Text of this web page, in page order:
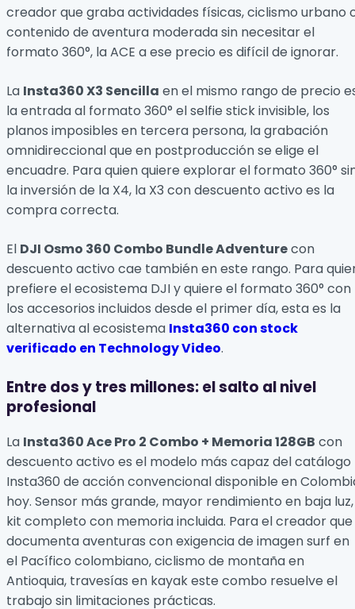
creador que graba actividades físicas, ciclismo urbano
contenido de aventura moderada sin necesitar el
formato 360°, la ACE a ese precio es difícil de ignorar.
La Insta360 X3 Sencilla en el mismo rango de precio
la entrada al formato 360° el selfie stick invisible, los
planos imposibles en tercera persona, la grabación
omnidireccional que en postproducción se elige el
encuadre. Para quien quiere explorar el formato 360°
la inversión de la X4, la X3 con descuento activo es la
compra correcta.
El DJI Osmo 360 Combo Bundle Adventurecon
descuento activo cae también en este rango. Para
prefiere el ecosistema DJI y quiere el formato 360° con
los accesorios incluidos desde el primer día, esta es la
alternativa al ecosistema Insta360 con stock
verificado en Technology Video.
Entre dos y tres millones: el salto al nivel
profesional
La Insta360 Ace Pro 2 Combo + Memoria 128GB con
descuento activo es el modelo más capaz del catálogo
Insta360 de acción convencional disponible en
hoy. Sensor más grande, mayor rendimiento en baja luz,
kit completo con memoria incluida. Para el creador que
documenta aventuras con exigencia de imagen surf en
el Pacífico colombiano, ciclismo de montaña en
Antioquia, travesías en kayak este combo resuelve el
trabajo sin limitaciones prácticas.